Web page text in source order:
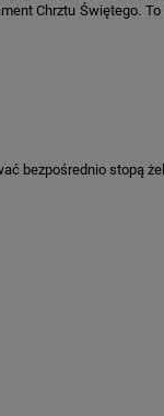
Chrztu Świętego.
bezpośrednio stopą